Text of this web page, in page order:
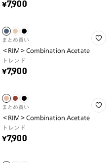
¥7,900
まとめ買い
＜RIM＞Combination Acetate
トレンド
¥7,900
まとめ買い
＜RIM＞Combination Acetate
トレンド
¥7,900